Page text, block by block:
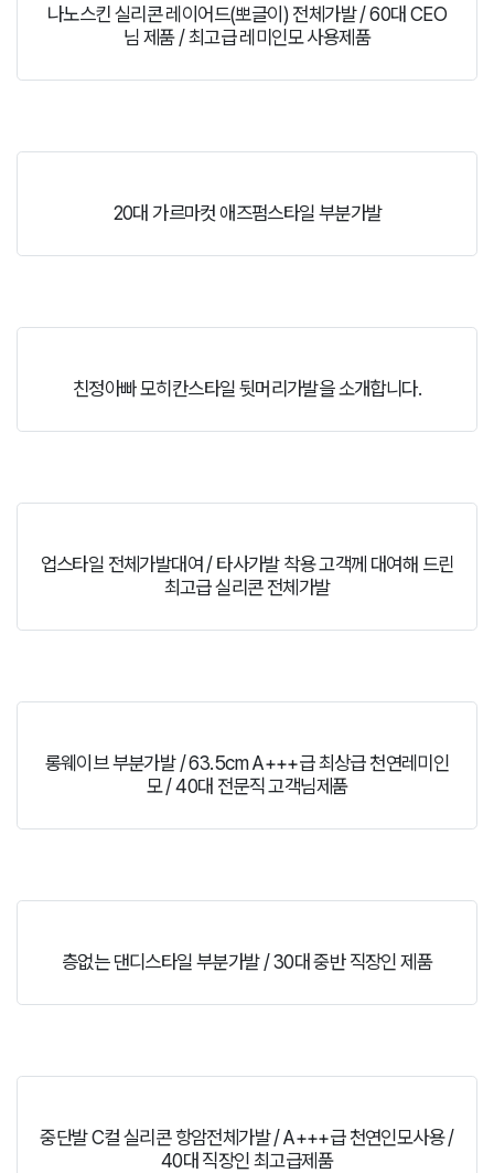
나노스킨 실리콘 레이어드(뽀글이) 전체가발 / 60대 CEO
님 제품 / 최고급 레미인모 사용제품
20대 가르마컷 애즈펌스타일 부분가발
친정아빠 모히칸스타일 뒷머리가발을 소개합니다.
업스타일 전체가발대여 / 타사가발 착용 고객께 대여해 드린
최고급 실리콘 전체가발
롱웨이브 부분가발 / 63.5cm A+++급 최상급 천연레미인
모 / 40대 전문직 고객님제품
층없는 댄디스타일 부분가발 / 30대 중반 직장인 제품
중단발 C컬 실리콘 항암전체가발 / A+++급 천연인모사용 /
40대 직장인 최고급제품